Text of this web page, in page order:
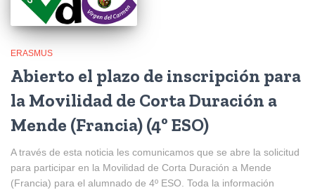
ERASMUS
Abierto el plazo de inscripción para
la Movilidad de Corta Duración a
Mende (Francia) (4º ESO)
A través de esta noticia les comunicamos que se abre la solicitud
para participar en la Movilidad de Corta Duración a Mende
(Francia) para el alumnado de 4º ESO. Toda la información